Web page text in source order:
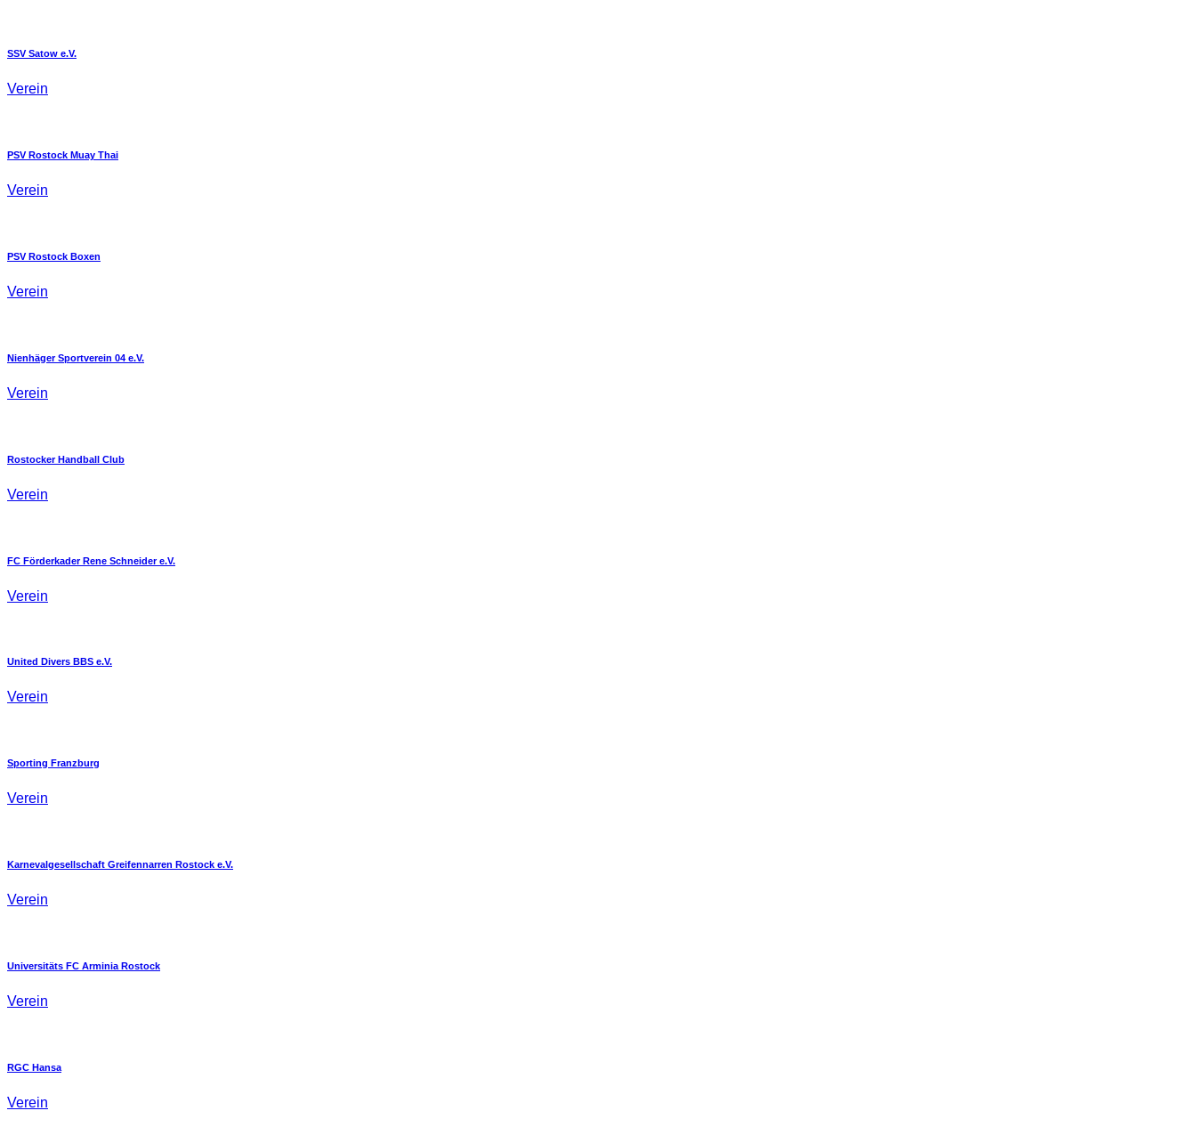
SSV Satow e.V.
Verein
PSV Rostock Muay Thai
Verein
PSV Rostock Boxen
Verein
Nienhäger Sportverein 04 e.V.
Verein
Rostocker Handball Club
Verein
FC Förderkader Rene Schneider e.V.
Verein
United Divers BBS e.V.
Verein
Sporting Franzburg
Verein
Karnevalgesellschaft Greifennarren Rostock e.V.
Verein
Universitäts FC Arminia Rostock
Verein
RGC Hansa
Verein